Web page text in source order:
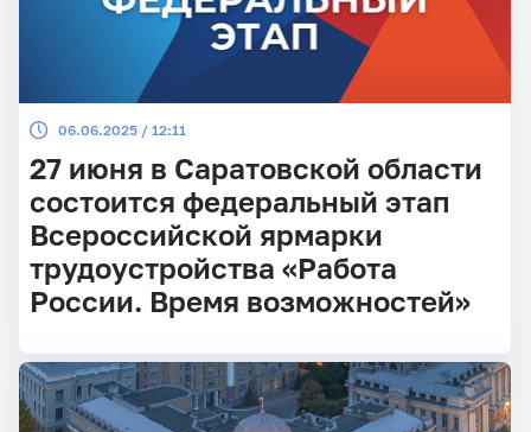
06.06.2025 / 12:11
27 июня в Саратовской области
состоится федеральный этап
Всероссийской ярмарки
трудоустройства «Работа
России. Время возможностей»